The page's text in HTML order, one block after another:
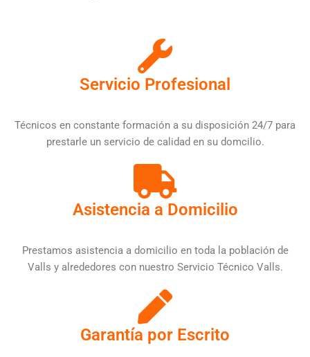
Servicio Profesional
Técnicos en constante formación a su disposición 24/7 para
prestarle un servicio de calidad en su domcilio.
Asistencia a Domicilio
Prestamos asistencia a domicilio en toda la población de
Valls y alrededores con nuestro Servicio Técnico Valls.
Garantía por Escrito